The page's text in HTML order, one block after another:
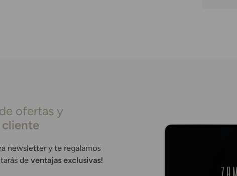
ofertas y
newsletter y te regalamos
de ventajas exclusivas!